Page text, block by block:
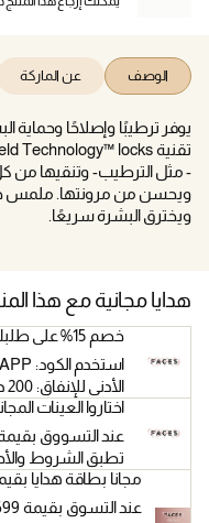
الوصف عن الماركة
- مثل الترطيب- وتنقيها من
ويحسن من مرونتها. ملمس
ويخترق البشرة سريعًا.
هدايا مجانية مع هذا
خصم 15% على طلبك الأول من التطبيق!
الأدنى للإنفاق: 200 درهم
اختاروا العينات
تطبق الشروط
مجانا بطاقة هدايا بقيمة 200